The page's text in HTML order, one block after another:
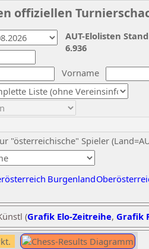
offiziellen
Vorname
"österreichische" Spieler
Burgenland
AUT-Elolisten
6.936
(Grafik Elo-Zeitreihe, Grafik